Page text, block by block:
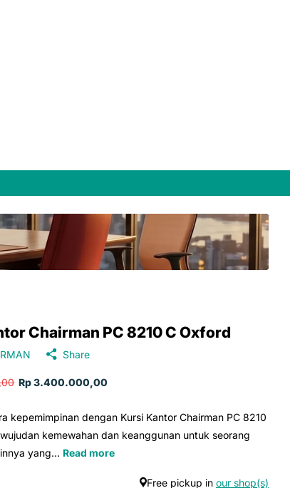
Chairman PC 8210 C Oxford
Share
Rp 3.400.000,00
kepemimpinan dengan Kursi Kantor Chairman PC 8210
kemewahan dan keanggunan untuk seorang
yang... Read more
Free pickup in our shop(s)